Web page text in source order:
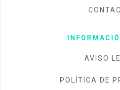
AVISO
POLÍTICA DE